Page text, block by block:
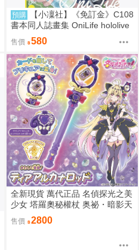
預購
【小凜社】《免訂金》C108
書本同人誌畫集 OniLife hololive
百鬼綾目
售價 580
全新現貨 萬代正品 名偵探光之美
少女 塔羅奧秘權杖 奥祕・暗影天
使 權杖 法杖 魔法棒 變身器 森亞
露露卡
售價 2800